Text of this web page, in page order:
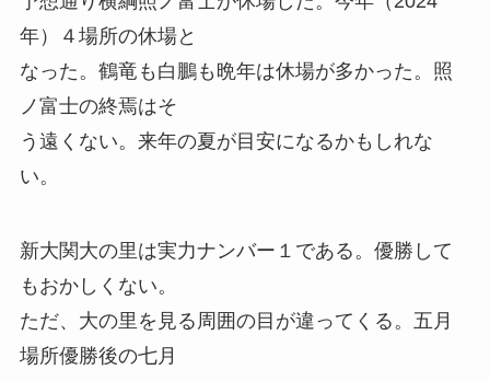
年）４場所の休場と
なった。鶴竜も白鵬も晩年は休場が多かった。照
ノ富士の終焉はそ
う遠くない。来年の夏が目安になるかもしれな
い。
新大関大の里は実力ナンバー１である。優勝して
もおかしくない。
ただ、大の里を見る周囲の目が違ってくる。五月
場所優勝後の七月